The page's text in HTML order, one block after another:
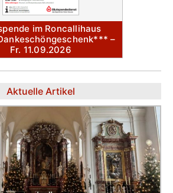
im Roncallihaus
–
Fr. 11.09.2026
Aktuelle Artikel